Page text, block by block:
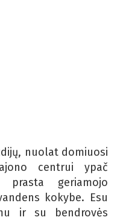
nuolat domiuosi
centrui ypač
geriamojo
kokybe. Esu
ir su bendrovės